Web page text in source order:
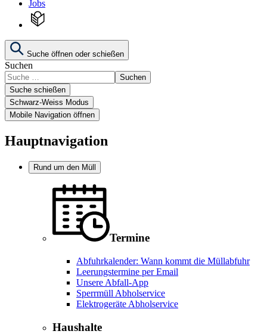
Jobs
Suche öffnen oder schießen
Suchen
Suchen
Suche schießen
Schwarz-Weiss Modus
Mobile Navigation öffnen
Hauptnavigation
Rund um den Müll
Termine
Abfuhrkalender: Wann kommt die Müllabfuhr
Leerungstermine per Email
Unsere Abfall-App
Sperrmüll Abholservice
Elektrogeräte Abholservice
Haushalte